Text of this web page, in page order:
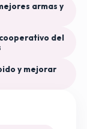
armas y
del
y mejorar